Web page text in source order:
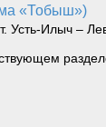
«Тобыш»)
Усть-Илыч –